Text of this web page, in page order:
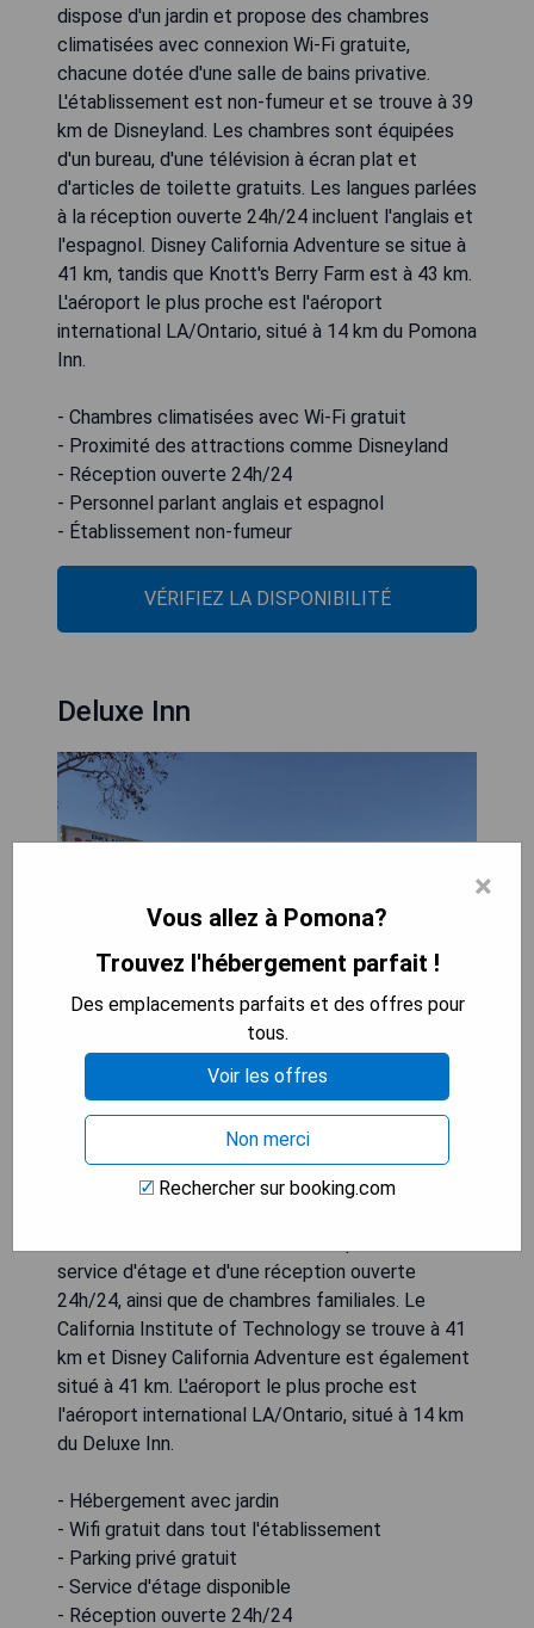
dispose d'un jardin et propose des chambres
climatisées avec connexion Wi-Fi gratuite,
chacune dotée d'une salle de bains privative.
L'établissement est non-fumeur et se trouve à 39
km de Disneyland. Les chambres sont équipées
d'un bureau, d'une télévision à écran plat et
d'articles de toilette gratuits. Les langues parlées
à la réception ouverte 24h/24 incluent l'anglais et
l'espagnol. Disney California Adventure se situe à
41 km, tandis que Knott's Berry Farm est à 43 km.
L'aéroport le plus proche est l'aéroport
international LA/Ontario, situé à 14 km du Pomona
Inn.
- Chambres climatisées avec Wi-Fi gratuit
- Proximité des attractions comme Disneyland
- Réception ouverte 24h/24
- Personnel parlant anglais et espagnol
- Établissement non-fumeur
VÉRIFIEZ LA DISPONIBILITÉ
Deluxe Inn
Situé à Pomona, à 39 km de Disneyland et du
Centre de congrès d'Anaheim, le Deluxe Inn
propose un hébergement avec jardin et connexion
Wi-Fi gratuite. L'établissement offre également
service d'étage et d'une réception ouverte
24h/24, ainsi que de chambres familiales. Le
California Institute of Technology se trouve à 41
km et Disney California Adventure est également
situé à 41 km. L'aéroport le plus proche est
l'aéroport international LA/Ontario, situé à 14 km
du Deluxe Inn.
- Hébergement avec jardin
- Wifi gratuit dans tout l'établissement
- Parking privé gratuit
- Service d'étage disponible
- Réception ouverte 24h/24
×
Vous allez à Pomona?
Trouvez l'hébergement parfait !
Des emplacements parfaits et des offres pour
tous.
Voir les offres
Non merci
Rechercher sur booking.com